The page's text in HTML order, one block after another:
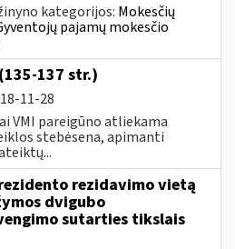
kategorijos: Mokesčių
pajamų mokesčio
137 str.)
11-28
VMI pareigūno atliekama
stebėsena, apimanti
rezidavimo vietą
dvigubo
sutarties tikslais